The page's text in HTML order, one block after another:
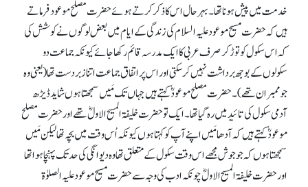
خدمت میں پیش ہونا تھا۔ بہرحال اس کا ذکر کرتے ہوئے حضرت مصلح موعود فرماتے
ہیں کہ حضرت مسیح موعود علیہ السلام کی زندگی کے ایام میں بعض لوگوں نے کوشش کی
کہ اس سکول کو توڑ کر صرف عربی کا ایک مدرسہ قائم رکھا جائے کیونکہ جماعت دو
سکولوں کے بوجھ برداشت نہیں کر سکتی اور اس پراتفاق جماعت اتنا زبردست تھا (یعنی وہ
جو ممبران تھے)۔ حضرت مصلح موعودؓ کہتے ہیں جہاں تک مَیں سمجھتا ہوں شاید ڈیڑھ
آدمی سکول کی تائید میں رہ گیا تھا۔ ایک تو حضرت خلیفۃ المسیح الاولؓ تھے اور حضرت مصلح
موعودؓ کہتے ہیں کہ آدھا مَیں اپنے آپ کو کہتا ہوں کیونکہ اُس وقت میں بچہ تھا لیکن مَیں
سمجھتا ہوں کہ جو جوش مجھے اس وقت سکول کے متعلق تھا وہ دیوانگی کی حد تک پہنچا ہوا تھا
اور حضرت خلیفۃ المسیح الاولؓ چونکہ ادب کی وجہ سے حضرت مسیح موعود علیہ الصلوٰۃ